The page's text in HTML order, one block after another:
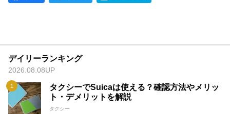
デイリーランキング
2026.08.08UP
タクシーでSuicaは使える？確認方法やメリッ
ト・デメリットを解説
タクシー